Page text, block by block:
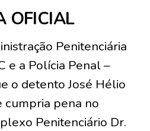
OFICIAL
Penitenciária
e a Polícia Penal –
o detento José Hélio
cumpria pena no
Penitenciário Dr.